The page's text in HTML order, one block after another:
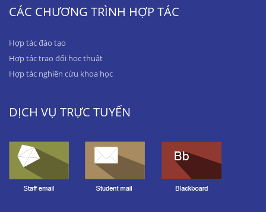
CÁC CHƯƠNG TRÌNH HỢP TÁC
Hợp tác đào tạo
Hợp tác trao đổi học thuật
Hợp tác nghiên cứu khoa học
DỊCH VỤ TRỰC TUYẾN